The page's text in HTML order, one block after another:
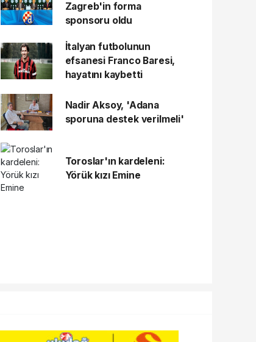
Zagreb'in forma
sponsoru oldu
İtalyan futbolunun
efsanesi Franco Baresi,
hayatını kaybetti
Nadir Aksoy, 'Adana
sporuna destek verilmeli'
Toroslar'ın kardeleni:
Yörük kızı Emine